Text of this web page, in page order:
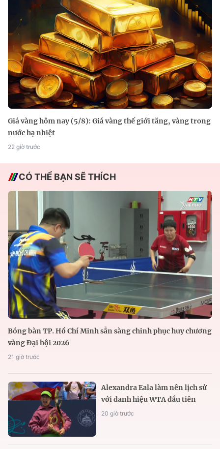
Giá vàng hôm nay (5/8): Giá vàng thế giới tăng, vàng trong
nước hạ nhiệt
22 giờ trước
CÓ THỂ BẠN SẼ THÍCH
Bóng bàn TP. Hồ Chí Minh sẵn sàng chinh phục huy chương
vàng Đại hội 2026
21 giờ trước
Alexandra Eala làm nên lịch sử
với danh hiệu WTA đầu tiên
20 giờ trước